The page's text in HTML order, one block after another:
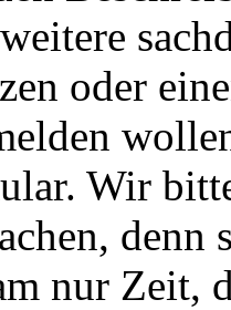
oder
Wir
nur Zeit,